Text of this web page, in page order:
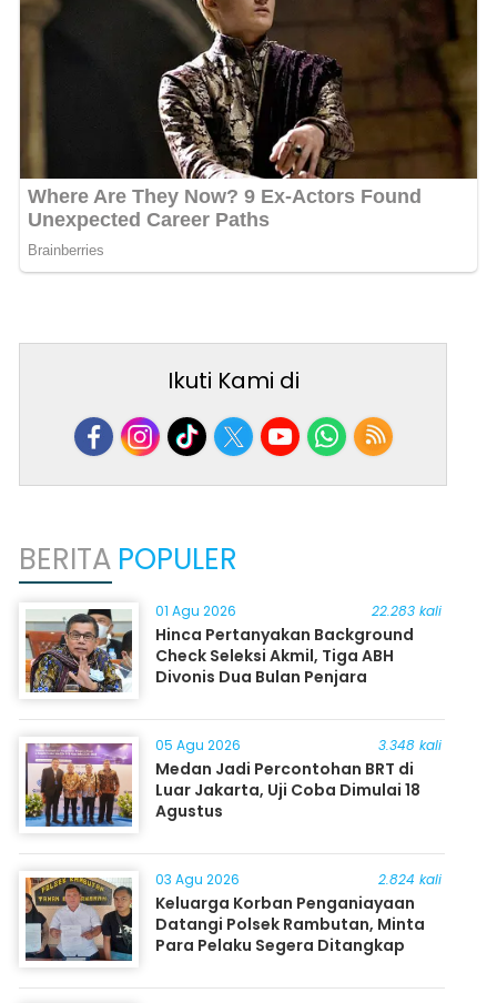
Ikuti Kami di
BERITA POPULER
01 Agu 2026 22.283 kali
Hinca Pertanyakan Background
Check Seleksi Akmil, Tiga ABH
Divonis Dua Bulan Penjara
05 Agu 2026 3.348 kali
Medan Jadi Percontohan BRT di
Luar Jakarta, Uji Coba Dimulai 18
Agustus
03 Agu 2026 2.824 kali
Keluarga Korban Penganiayaan
Datangi Polsek Rambutan, Minta
Para Pelaku Segera Ditangkap